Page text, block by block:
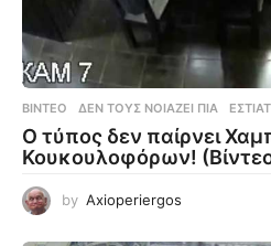
ΒΊΝΤΕΟ ΔΕΝ ΤΟΥΣ ΝΟΙΆΖΕΙ ΠΙΑ ,
Ο τύπος δεν παίρνει
Κουκουλοφόρων!
by Axioperiergos